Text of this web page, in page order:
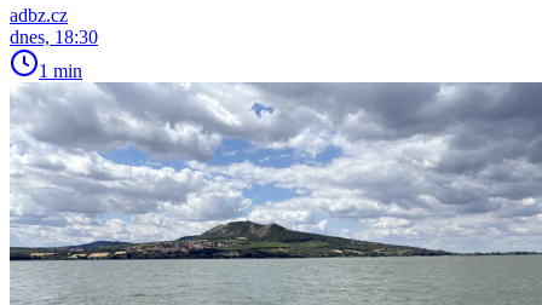
adbz.cz
dnes, 18:30
1 min